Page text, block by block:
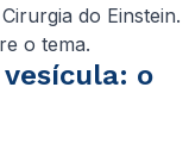
do Einstein.
o tema.
o